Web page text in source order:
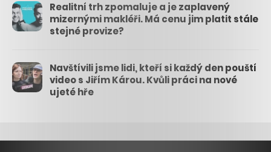
Realitní trh zpomaluje a je zaplavený
mizernými makléři. Má cenu jim platit stále
stejné provize?
Navštívili jsme lidi, kteří si každý den pouští
video s Jiřím Károu. Kvůli práci na nové
ujeté hře